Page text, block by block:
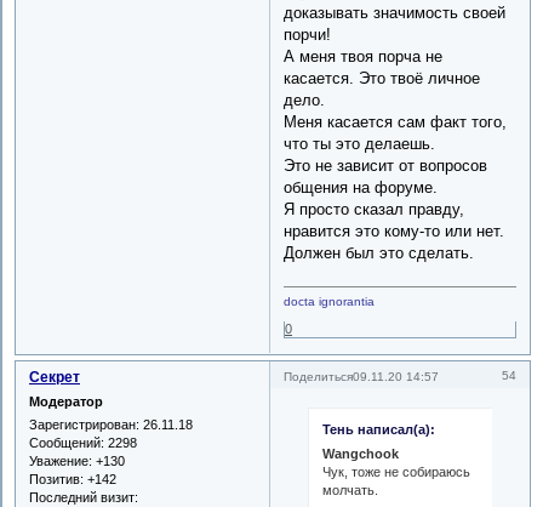
доказывать значимость своей
порчи!
А меня твоя порча не
касается. Это твоё личное
дело.
Меня касается сам факт того,
что ты это делаешь.
Это не зависит от вопросов
общения на форуме.
Я просто сказал правду,
нравится это кому-то или нет.
Должен был это сделать.
docta ignorantia
0
Поделиться 54
09.11.20 14:57
Секрет
Модератор
Зарегистрирован: 26.11.18
Сообщений: 2298
Уважение: +130
Позитив: +142
Последний визит:
Тень написал(а):
Wangchook
Чук, тоже не собираюсь
молчать.